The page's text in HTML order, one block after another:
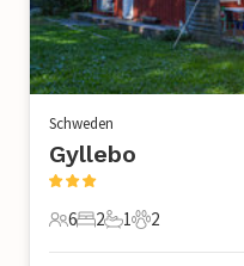
Schweden
Gyllebo
6 Gäste
6
2 Schlafzimmer
2
1 Badezimmer
1
2 Haustiere
2